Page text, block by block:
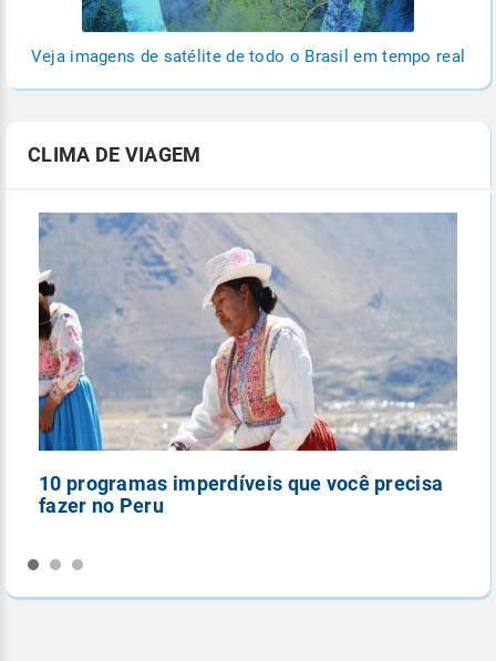
Veja imagens de satélite de todo o Brasil em tempo real
CLIMA DE VIAGEM
10 programas imperdíveis que você precisa
fazer no Peru